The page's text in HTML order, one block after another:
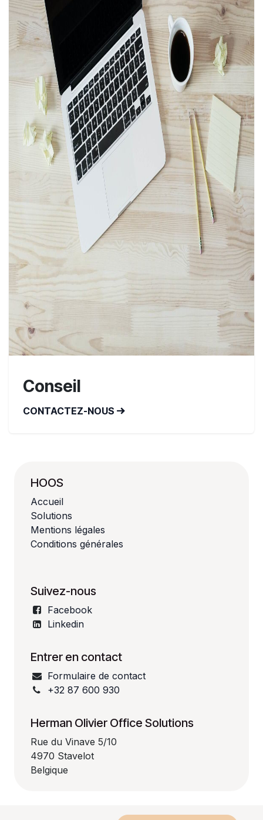
Conseil
CONTACTEZ-NOUS
HOOS
Accueil
Solutions
Mentions légales
Conditions générales
Suivez-nous
Facebook
Linkedin
Entrer en contact
Formulaire de contact
+32 87 600 930
Herman Olivier Office Solutions
Rue du Vinave 5/10
4970 Stavelot
Belgique